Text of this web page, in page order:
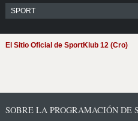
El Sitio Oficial de SportKlub 12 (Cro)
SOBRE LA PROGRAMACIÓN DE